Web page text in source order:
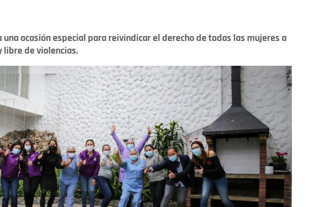
ocasión especial para reivindicar el derecho de todas las mujeres a
libre de violencias.